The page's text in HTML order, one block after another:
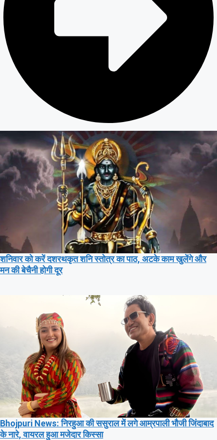
शनिवार को करें दशरथकृत शनि स्तोत्र का पाठ, अटके काम खुलेंगे और
मन की बेचैनी होगी दूर
Bhojpuri News: निरहुआ की ससुराल में लगे आम्रपाली भौजी जिंदाबाद
के नारे, वायरल हुआ मजेदार किस्सा